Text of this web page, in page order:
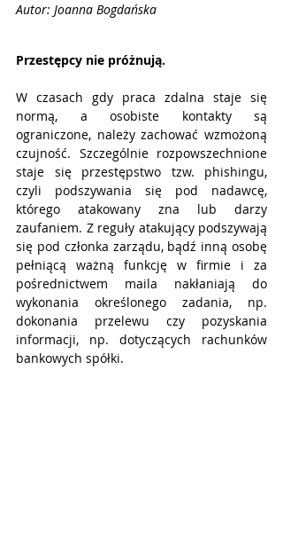
Autor: Joanna Bogdańska
Przestępcy nie próżnują.
W czasach gdy praca zdalna staje się
normą, a osobiste kontakty są
ograniczone, należy zachować wzmożoną
czujność. Szczególnie rozpowszechnione
staje się przestępstwo tzw. phishingu,
czyli podszywania się pod nadawcę,
którego atakowany zna lub darzy
zaufaniem. Z reguły atakujący podszywają
się pod członka zarządu, bądź inną osobę
pełniącą ważną funkcję w firmie i za
pośrednictwem maila nakłaniają do
wykonania określonego zadania, np.
dokonania przelewu czy pozyskania
informacji, np. dotyczących rachunków
bankowych spółki.